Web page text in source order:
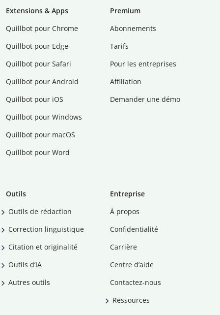
Extensions & Apps
Quillbot pour Chrome
Quillbot pour Edge
Quillbot pour Safari
Quillbot pour Android
Quillbot pour iOS
Quillbot pour Windows
Quillbot pour macOS
Quillbot pour Word
Premium
Abonnements
Tarifs
Pour les entreprises
Affiliation
Demander une démo
Outils
Outils de rédaction
Correction linguistique
Citation et originalité
Outils d’IA
Autres outils
Entreprise
À propos
Confidentialité
Carrière
Centre d’aide
Contactez-nous
Ressources